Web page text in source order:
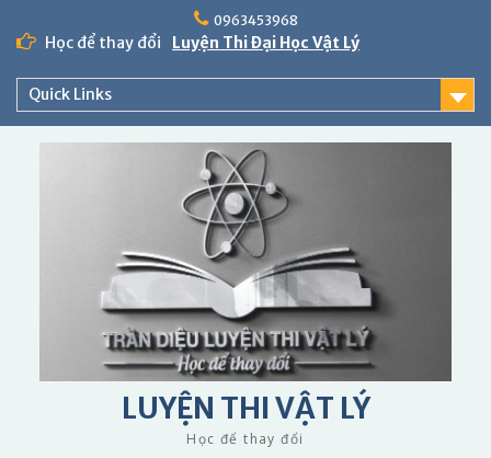
content
0963453968
Học để thay đổi Luyện Thi Đại Học Vật Lý
Quick Links
LUYỆN THI VẬT LÝ
Học để thay đổi